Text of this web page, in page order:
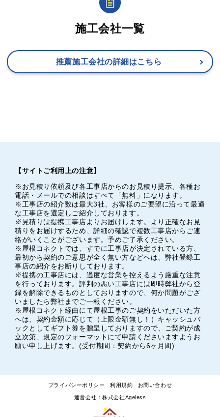
施工会社一覧
推薦施工会社の詳細はこちら
【サイトご利用上の注意】
※お見積り依頼及び各工事店からのお見積り提示、各種お
電話・メールでの相談はすべて「無料」になります。
※工事店の紹介数は最大3社、お客様のご要望に沿って最適
な工事店を選定しご紹介しております。
※見積りは提携工事店よりお届けします。より正確なお見
積りをお届けするため、詳細の確認で複数工事店からご連
絡がいくことがございます。予めご了承ください。
※屋根コネクトでは、すでに工事店が決定されている方、
最初から契約のご意思が全く無い方などへは、弊社登録工
事店の紹介をお断りしております。
※提携の工事店には、過度な営業を控えるよう厳重な注意
を行っております。評判の悪い工事店には即時弊社から登
録を解除できるものとしておりますので、何か問題がござ
いましたら弊社までご一報ください。
※屋根コネクト経由にて屋根工事のご契約をいただいた方
へは、契約金額に応じて（上限金額無し！）キャッシュバ
ックとしてギフト券を贈呈しておりますので、ご契約が成
立次第、規定のフォーマットにて申請くださいますようお
願い申し上げます。(受付期間：契約から6ヶ月間)
プライバシーポリシー 利用規約 お問い合わせ
運営会社：株式会社Ageless